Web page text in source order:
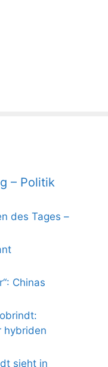
– Politik
des Tages –
Chinas
hybriden
sieht in